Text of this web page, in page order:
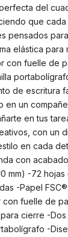
del
que
pensados
elástica para
con fuelle de
de escritura
en un
en tus
con un
en cada
con
mm) -72
-Papel
con fuelle de
cierre -
-